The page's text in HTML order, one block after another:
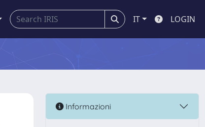
IT LOGIN
Informazioni